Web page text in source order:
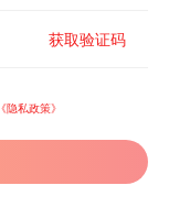
获取验证码
《隐私政策》